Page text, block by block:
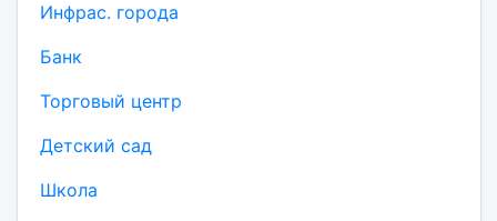
Инфрас. города
Банк
Торговый центр
Детский сад
Школа